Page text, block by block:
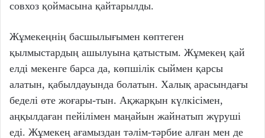
совхоз қоймасына қайтарылды.
Жұмекеңнің басшылығымен көптеген
қылмыстардың ашылуына қатыстым. Жұмекең қай
елді мекенге барса да, көпшілік сыймен қарсы
алатын, қабылдауында болатын. Халық арасындағы
беделі өте жоғары-тын. Ақжарқын күлкісімен,
аңқылдаған пейілімен маңайын жайнатып жүруші
еді. Жұмекең ағамыздан тәлім-тәрбие алған мен де